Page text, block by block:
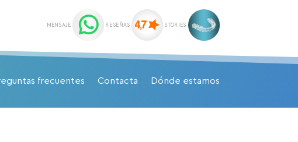
frecuentes Contacta Dónde estamos